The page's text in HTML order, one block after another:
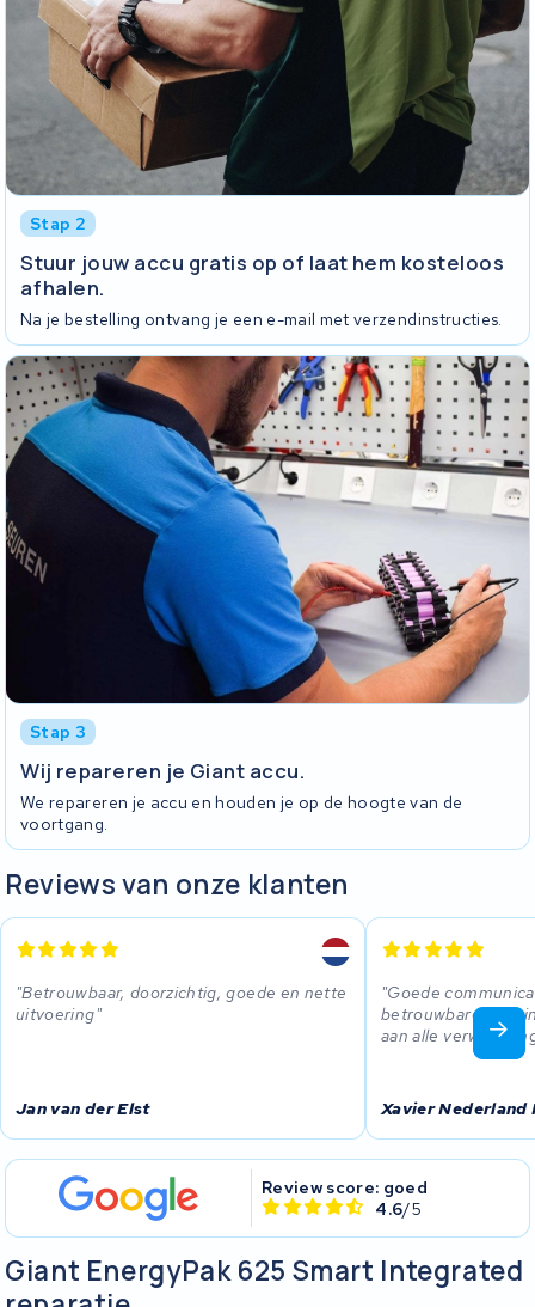
Stap 2
Stuur jouw accu gratis op of laat hem kosteloos
afhalen.
Na je bestelling ontvang je een e-mail met verzendinstructies.
Stap 3
Wij repareren je Giant accu.
We repareren je accu en houden je op de hoogte van de
voortgang.
Reviews van onze klanten
Betrouwbaar, doorzichtig, goede en nette
uitvoering
Jan van der Elst
Goede
betrouwbare
aan alle
Xavier Nederland
Review score: goed
4.6/5
Giant EnergyPak 625 Smart Integrated